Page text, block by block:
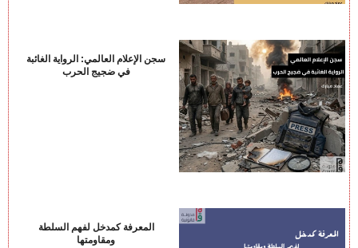
سجن الإعلام العالمي: الرواية الغائبة
في ضجيج الحرب
المعرفة كمدخل لفهم السلطة
ومقاومتها